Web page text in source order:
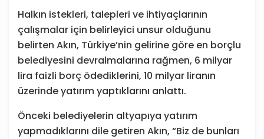
Halkın istekleri, talepleri ve ihtiyaçlarının
çalışmalar için belirleyici unsur olduğunu
belirten Akın, Türkiye’nin gelirine göre en borçlu
belediyesini devralmalarına rağmen, 6 milyar
lira faizli borç ödediklerini, 10 milyar liranın
üzerinde yatırım yaptıklarını anlattı.
Önceki belediyelerin altyapıya yatırım
yapmadıklarını dile getiren Akın, “Biz de bunları